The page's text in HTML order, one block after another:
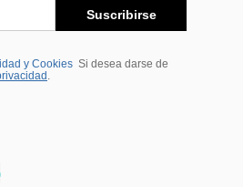
Suscribirse
y Cookies Si desea darse de
.